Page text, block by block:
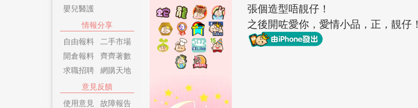
嬰兒醫護
情報分享
自由報料
二手市場
開倉報料 齊齊著數
求職招聘
網購天地
意見反饋
使用意見
故障報告
張個造型唔靚仔！
之後開咗愛你，愛情小品，正，靚仔！